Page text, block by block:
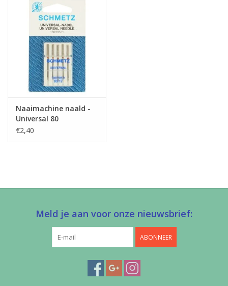
Naaimachine naald -
Universal 80
€2,40
Meld je aan voor onze nieuwsbrief:
ABONNEER